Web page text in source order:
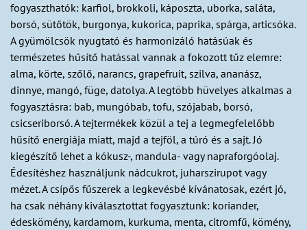
fogyaszthatók: karfiol, brokkoli, káposzta, uborka, saláta,
borsó, sütőtök, burgonya, kukorica, paprika, spárga, articsóka.
A gyümölcsök nyugtató és harmonizáló hatásúak és
természetes hűsítő hatással vannak a fokozott tűz elemre:
alma, körte, szőlő, narancs, grapefruit, szilva, ananász,
dinnye, mangó, füge, datolya. A legtöbb hüvelyes alkalmas a
fogyasztásra: bab, mungóbab, tofu, szójabab, borsó,
csicseriborsó. A tejtermékek közül a tej a legmegfelelőbb
hűsítő energiája miatt, majd a tejföl, a túró és a sajt. Jó
kiegészítő lehet a kókusz-, mandula- vagy napraforgóolaj.
Édesítéshez használjunk nádcukrot, juharszirupot vagy
mézet. A csípős fűszerek a legkevésbé kívánatosak, ezért jó,
ha csak néhány kiválasztottat fogyasztunk: koriander,
édeskömény, kardamom, kurkuma, menta, citromfű, kömény,